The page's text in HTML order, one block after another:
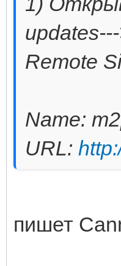
Remote
Name:
URL:
пишет